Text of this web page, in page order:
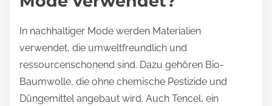
In nachhaltiger Mode werden Materialien
verwendet, die umweltfreundlich und
ressourcenschonend sind. Dazu gehören Bio-
Baumwolle, die ohne chemische Pestizide und
Düngemittel angebaut wird. Auch Tencel, ein